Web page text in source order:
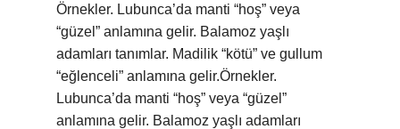
Örnekler. Lubunca’da manti “hoş” veya
“güzel” anlamına gelir. Balamoz yaşlı
adamları tanımlar. Madilik “kötü” ve gullum
“eğlenceli” anlamına gelir.Örnekler.
Lubunca’da manti “hoş” veya “güzel”
anlamına gelir. Balamoz yaşlı adamları